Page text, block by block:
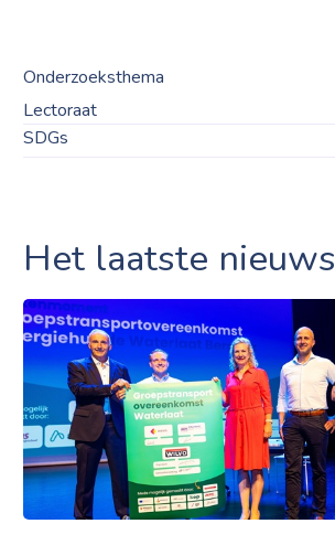
Onderzoeksthema
Lectoraat
SDGs
Het laatste nieuws